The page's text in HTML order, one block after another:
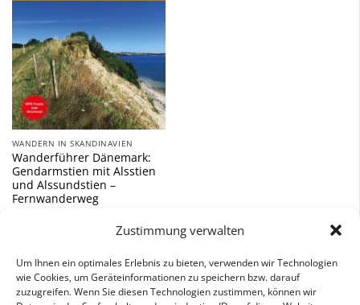
Zustimmung verwalten
Um Ihnen ein optimales Erlebnis zu bieten, verwenden wir Technologien
wie Cookies, um Geräteinformationen zu speichern bzw. darauf
zuzugreifen. Wenn Sie diesen Technologien zustimmen, können wir
WANDERN IN SKANDINAVIEN
Wanderführer Dänemark:
Gendarmstien mit Alsstien
und Alssundstien –
Fernwanderweg